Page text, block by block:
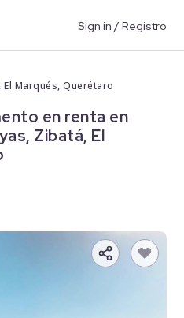
Sign in / Registro
Marqués, Querétaro
en renta en
Zibatá, El